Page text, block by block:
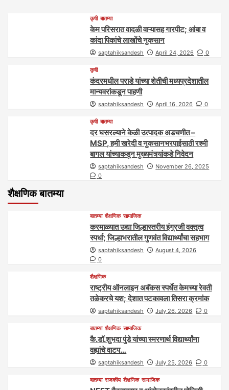
कृषी बातम्या
केम परिसरात वादळी वाऱ्यासह गारपीट; आंबा व
कांदा पिकांचे लाखोंचे नुकसान
saptahiksandesh April 24, 2026 0
कृषी
कंदरमधील पराडे यांच्या शेतीची मध्यप्रदेशातील
मान्यवरांकडून पाहणी
saptahiksandesh April 16, 2026 0
कृषी बातम्या
दर घसरल्याने केळी उत्पादक अडचणीत –
MSP, हमी खरेदी व नुकसानभरपाईसाठी रश्मी
बागल यांच्याकडून मुख्यमंत्र्यांकडे निवेदन
saptahiksandesh
November 26, 2025
0
शैक्षणिक बातम्या
बातम्या शैक्षणिक सामाजिक
करमाळ्यात उद्या जिल्हास्तरीय इंग्रजी वक्तृत्व
स्पर्धा; जिल्हाभरातील गुणवंत विद्यार्थ्यांचा सहभाग
saptahiksandesh
August 4, 2026
0
शैक्षणिक
राष्ट्रीय ऑनलाइन अबॅकस स्पर्धेत केमच्या रेवती
तळेकरचे यश; देशात पटकावला तिसरा क्रमांक
saptahiksandesh July 26, 2026 0
बातम्या शैक्षणिक सामाजिक
कै.डॉ.शुभदा पुंडे यांच्या स्मरणार्थ विद्यार्थ्यांना
वह्यांचे वाटप…
saptahiksandesh July 25, 2026 0
बातम्या राजकीय शैक्षणिक सामाजिक